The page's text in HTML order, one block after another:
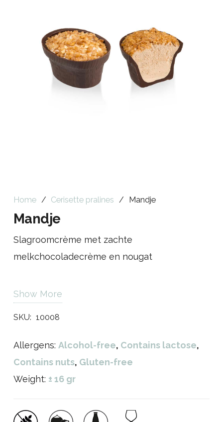
Home / Cerisette pralines / Mandje
Mandje
Slagroomcrème met zachte
melkchocoladecrème en nougat
Show More
SKU: 10008
Allergens: Alcohol-free, Contains lactose,
Contains nuts, Gluten-free
Weight: ± 16 gr